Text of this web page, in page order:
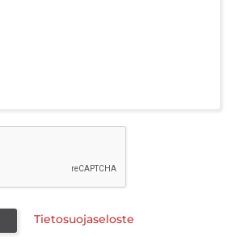
Tietosuojaseloste